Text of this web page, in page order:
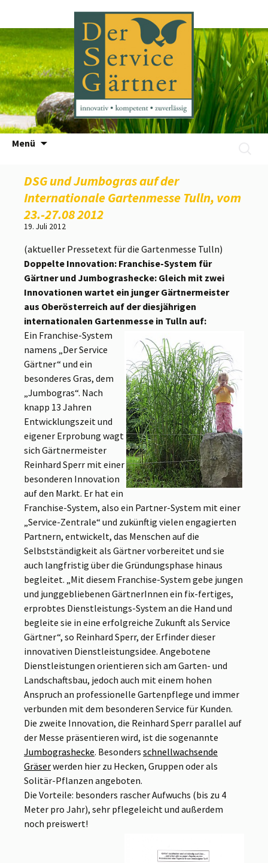
Menü
Zum
DSG und Jumbogras auf der
Internationale Gartenmesse Tulln, vom
23.-27.08 2012
19. Juli 2012
(aktueller Pressetext für die Gartenmesse Tulln)
Doppelte Innovation: Franchise-System für
Gärtner und Jumbograshecke: Gleich mit zwei
Innovationen wartet ein junger Gärtnermeister
aus Oberösterreich auf der diesjährigen
internationalen Gartenmesse in Tulln auf:
Ein Franchise-System
namens „Der Service
Gärtner“ und ein
besonderes Gras, dem
„Jumbogras“. Nach
knapp 13 Jahren
Entwicklungszeit und
eigener Erprobung wagt
sich Gärtnermeister
Reinhard Sperr mit einer
besonderen Innovation
auf den Markt. Er hat ein
Franchise-System, also ein Partner-System mit einer
„Service-Zentrale“ und zukünftig vielen engagierten
Partnern, entwickelt, das Menschen auf die
Selbstständigkeit als Gärtner vorbereitet und sie
auch langfristig über die Gründungsphase hinaus
begleitet. „Mit diesem Franchise-System gebe jungen
und junggebliebenen GärtnerInnen ein fix-fertiges,
erprobtes Dienstleistungs-System an die Hand und
begleite sie in eine erfolgreiche Zukunft als Service
Gärtner“, so Reinhard Sperr, der Erfinder dieser
innovativen Dienstleistungsidee. Angebotene
Dienstleistungen orientieren sich am Garten- und
Landschaftsbau, jedoch auch mit einem hohen
Anspruch an professionelle Gartenpflege und immer
verbunden mit dem besonderen Service für Kunden.
Die zweite Innovation, die Reinhard Sperr parallel auf
der Messe präsentieren wird, ist die sogenannte
Jumbograshecke. Besonders schnellwachsende
Gräserwerden hier zu Hecken, Gruppen oder als
Solitär-Pflanzen angeboten.
Die Vorteile: besonders rascher Aufwuchs (bis zu 4
Meter pro Jahr), sehr pflegeleicht und außerdem
noch preiswert!